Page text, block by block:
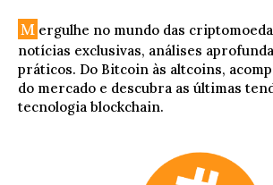
M ergulhe no mundo das
notícias exclusivas, análises
práticos. Do Bitcoin às altcoins,
do mercado e descubra as últimas
tecnologia blockchain.